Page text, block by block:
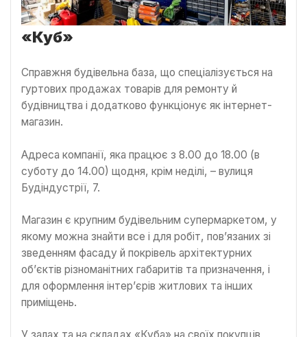
«Куб»
Справжня будівельна база, що спеціалізується на
гуртових продажах товарів для ремонту й
будівництва і додатково функціонує як інтернет-
магазин.
Адреса компанії, яка працює з 8.00 до 18.00 (в
суботу до 14.00) щодня, крім неділі, – вулиця
Будіндустрії, 7.
Магазин є крупним будівельним супермаркетом, у
якому можна знайти все і для робіт, пов’язаних зі
зведенням фасаду й покрівель архітектурних
об’єктів різноманітних габаритів та призначення, і
для оформлення інтер’єрів житлових та інших
приміщень.